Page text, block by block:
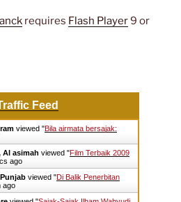
requires Flash Player9 or
Feed
viewed "Bila airmata bersajak:
Al asimah viewed "Film Terbaik 2009
ago
viewed "Di Balik Penerbitan
ago